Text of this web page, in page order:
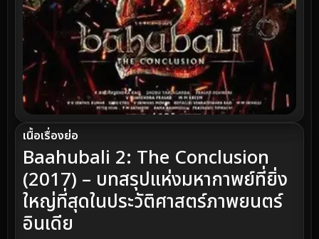
เนื้อเรื่องย่อ
Baahubali 2: The Conclusion
(2017) – บทสรุปแห่งมหากาพย์ที่ยิ่ง
ใหญ่ที่สุดในประวัติศาสตร์ภาพยนตร์
อินเดีย